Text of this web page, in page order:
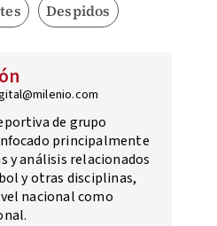
Despidos
de grupo
principalmente
y análisis relacionados
y otras disciplinas,
nacional como